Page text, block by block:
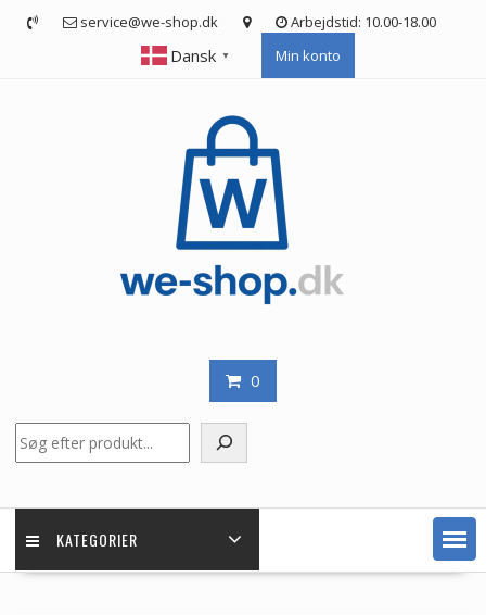
service@we-shop.dk Arbejdstid: 10.00-18.00
Dansk ▼ Min konto
0
KATEGORIER